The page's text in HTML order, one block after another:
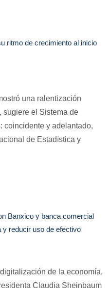
ritmo de crecimiento al inicio
una ralentización
sugiere el Sistema de
coincidente y adelantado,
de Estadística y
Banxico y banca comercial
y reducir uso de efectivo
de la economía,
Claudia Sheinbaum